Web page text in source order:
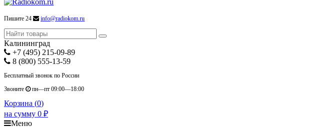
Пишите 24 info@radiokom.ru
Калининград
+7 (495) 215-09-89
8 (800) 555-13-59
Бесплатный звонок по России
Звоните
пн—пт 09:00—18:00
Корзина (0)
на сумму 0 ₽
Меню